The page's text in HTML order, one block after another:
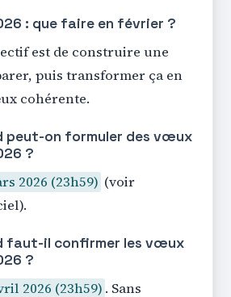
: que faire en février ?
est de construire une
puis transformer ça en
cohérente.
peut-on formuler des vœux
?
2026 (23h59) (voir
faut-il confirmer les vœux
?
2026 (23h59) . Sans